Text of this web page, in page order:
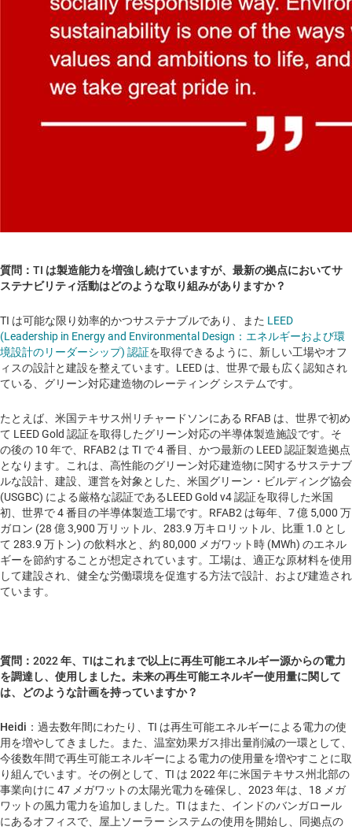
質問：TI は製造能力を増強し続けていますが、最新の拠点においてサ
ステナビリティ活動はどのような取り組みがありますか？
TI は可能な限り効率的かつサステナブルであり、また LEED
(Leadership in Energy and Environmental Design：エネルギーおよび環
境設計のリーダーシップ) 認証を取得できるように、新しい工場やオフ
ィスの設計と建設を整えています。LEED は、世界で最も広く認知され
ている、グリーン対応建造物のレーティング システムです。
たとえば、米国テキサス州リチャードソンにある RFAB は、世界で初め
て LEED Gold 認証を取得したグリーン対応の半導体製造施設です。そ
の後の 10 年で、RFAB2 は TI で 4 番目、かつ最新の LEED 認証製造拠点
となります。これは、高性能のグリーン対応建造物に関するサステナブ
ルな設計、建設、運営を対象とした、米国グリーン・ビルディング協会
(USGBC) による厳格な認証であるLEED Gold v4 認証を取得した米国
初、世界で 4 番目の半導体製造工場です。RFAB2 は毎年、7 億 5,000 万
ガロン (28 億 3,900 万リットル、283.9 万キロリットル、比重 1.0 とし
て 283.9 万トン) の飲料水と、約 80,000 メガワット時 (MWh) のエネル
ギーを節約することが想定されています。工場は、適正な原材料を使用
して建設され、健全な労働環境を促進する方法で設計、および建造され
ています。
質問：2022 年、TIはこれまで以上に再生可能エネルギー源からの電力
を調達し、使用しました。未来の再生可能エネルギー使用量に関して
は、どのような計画を持っていますか？
Heidi ：過去数年間にわたり、TI は再生可能エネルギーによる電力の使
用を増やしてきました。また、温室効果ガス排出量削減の一環として、
今後数年間で再生可能エネルギーによる電力の使用量を増やすことに取
り組んでいます。その例として、TI は 2022 年に米国テキサス州北部の
事業向けに 47 メガワットの太陽光電力を確保し、2023 年は、18 メガ
ワットの風力電力を追加しました。TI はまた、インドのバンガロール
にあるオフィスで、屋上ソーラー システムの使用を開始し、同拠点の